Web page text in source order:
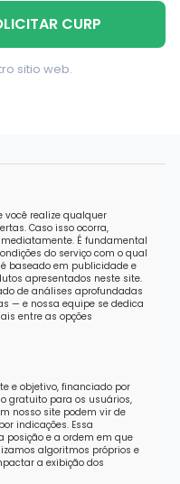
CURP
sitio web.
você realize qualquer
Caso isso ocorra,
É fundamental
do serviço com o qual
baseado em publicidade e
apresentados neste site.
de análises aprofundadas
— e nossa equipe se dedica
entre as opções
e objetivo, financiado por
gratuito para os usuários,
nosso site podem vir de
indicações. Essa
posição e a ordem em que
algoritmos próprios e
a exibição dos